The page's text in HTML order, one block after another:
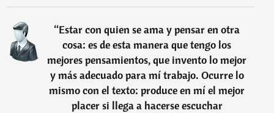
“Estar con quien se ama y pensar en otra
cosa: es de esta manera que tengo los
mejores pensamientos, que invento lo mejor
y más adecuado para mí trabajo. Ocurre lo
mismo con el texto: produce en mí el mejor
placer si llega a hacerse escuchar